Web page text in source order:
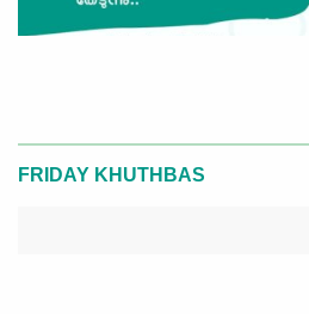
FRIDAY KHUTHBAS